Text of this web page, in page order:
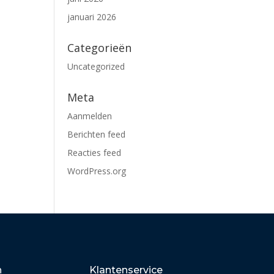
januari 2026
Categorieën
Uncategorized
Meta
Aanmelden
Berichten feed
Reacties feed
WordPress.org
Klantenservice